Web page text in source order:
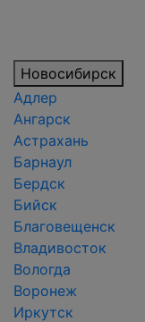
Новосибирск
Адлер
Ангарск
Астрахань
Барнаул
Бердск
Бийск
Благовещенск
Владивосток
Вологда
Воронеж
Иркутск